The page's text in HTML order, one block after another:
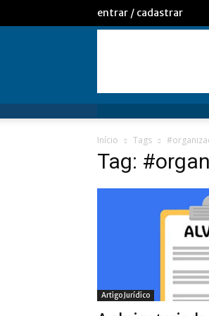
entrar / cadastrar
Início Tags
Tag:
Artigo Jurídico